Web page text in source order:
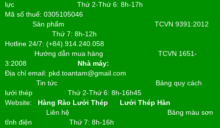
lực
Thứ 2-Thứ 6: 8h-17h
Mã số thuế: 0305105046
Sản phẩm
TCVN 9391:2012
Thứ 7: 8h-12h
Hotline 24/7: (+84).914.240.058
Hướng dẫn mua hàng
TCVN 1651-
3:2008 Nhà máy:
Địa chỉ email: pkd.toantam@gmail.com
Tin tức
Bảng quy cách
lưới thép
Thứ 2-Thứ 6: 8h-16h45
Website: Hàng Rào Lưới Thép
Lưới Thép Hàn
Liên hệ
Bảng màu sơn
tĩnh điện
Thứ 7: 8h-16h